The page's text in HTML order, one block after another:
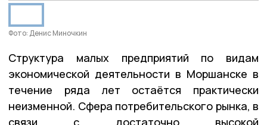
Фото: Денис Миночкин
Структура малых предприятий по видам
экономической деятельности в Моршанске в
течение ряда лет остаётся практически
неизменной. Сфера потребительского рынка, в
связи с достаточно высокой